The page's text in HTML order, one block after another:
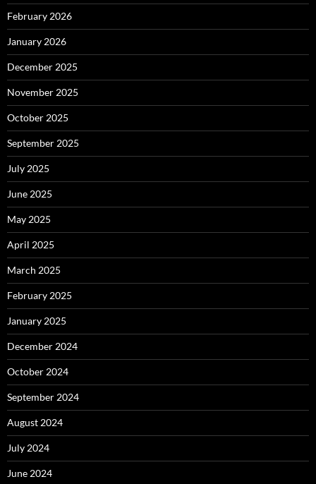
February 2026
January 2026
December 2025
November 2025
October 2025
September 2025
July 2025
June 2025
May 2025
April 2025
March 2025
February 2025
January 2025
December 2024
October 2024
September 2024
August 2024
July 2024
June 2024